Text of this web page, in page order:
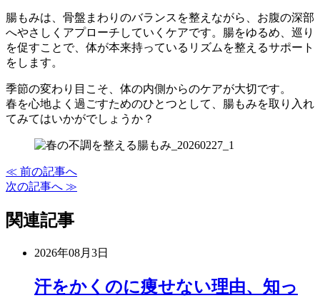
腸もみは、骨盤まわりのバランスを整えながら、お腹の深部
へやさしくアプローチしていくケアです。腸をゆるめ、巡り
を促すことで、体が本来持っているリズムを整えるサポート
をします。
季節の変わり目こそ、体の内側からのケアが大切です。
春を心地よく過ごすためのひとつとして、腸もみを取り入れ
てみてはいかがでしょうか？
≪ 前の記事へ
次の記事へ ≫
関連記事
2026年08月3日
汗をかくのに痩せない理由、知っ